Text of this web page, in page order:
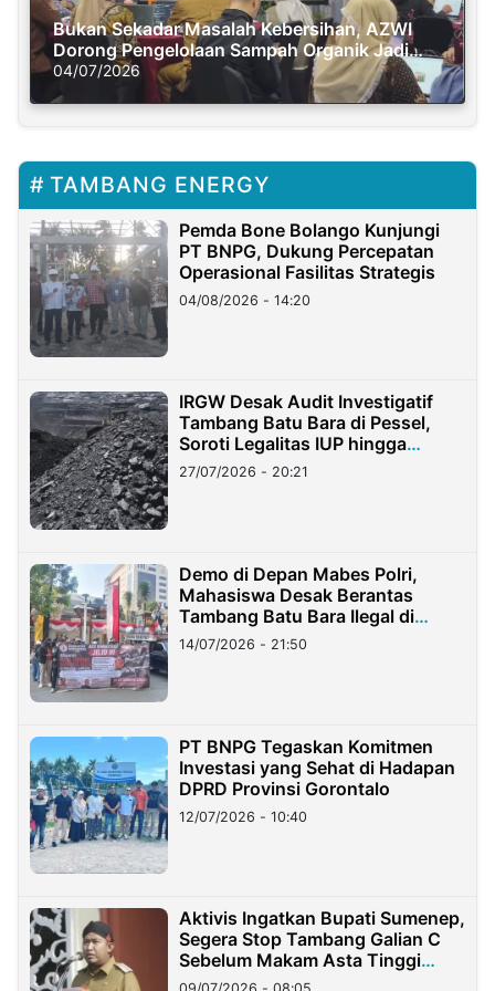
Bukan Sekadar Masalah Kebersihan, AZWI
Dorong Pengelolaan Sampah Organik Jadi
Solusi Krisis Iklim
04/07/2026
TAMBANG ENERGY
Pemda Bone Bolango Kunjungi
PT BNPG, Dukung Percepatan
Operasional Fasilitas Strategis
04/08/2026 - 14:20
IRGW Desak Audit Investigatif
Tambang Batu Bara di Pessel,
Soroti Legalitas IUP hingga
Stockpile
27/07/2026 - 20:21
Demo di Depan Mabes Polri,
Mahasiswa Desak Berantas
Tambang Batu Bara Ilegal di
Lampung
14/07/2026 - 21:50
PT BNPG Tegaskan Komitmen
Investasi yang Sehat di Hadapan
DPRD Provinsi Gorontalo
12/07/2026 - 10:40
Aktivis Ingatkan Bupati Sumenep,
Segera Stop Tambang Galian C
Sebelum Makam Asta Tinggi
Longsor